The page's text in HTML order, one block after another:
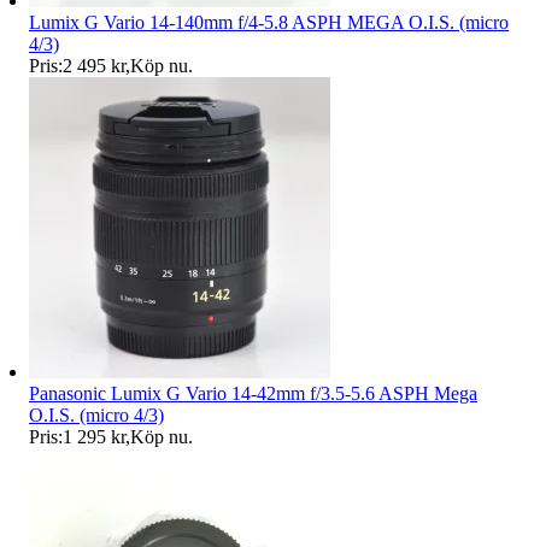
Lumix G Vario 14-140mm f/4-5.8 ASPH MEGA O.I.S. (micro
4/3)
Pris:2 495 kr,Köp nu.
Panasonic Lumix G Vario 14-42mm f/3.5-5.6 ASPH Mega
O.I.S. (micro 4/3)
Pris:1 295 kr,Köp nu.